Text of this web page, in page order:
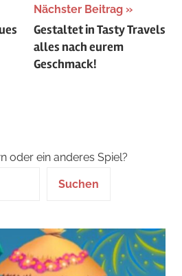
Nächster Beitrag
Gestaltet in Tasty Travels
alles nach eurem
Geschmack!
oder ein anderes Spiel?
Suchen